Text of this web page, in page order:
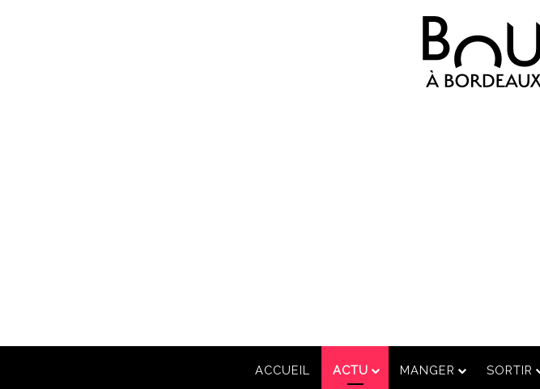
ACCUEIL ACTU MANGER SORTIR